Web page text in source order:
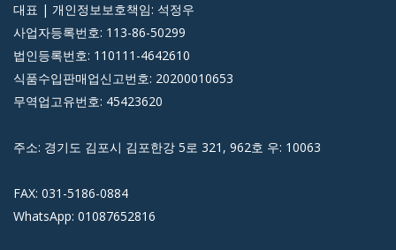
대표 | 개인정보보호책임: 석정우
사업자등록번호: 113-86-50299
법인등록번호: 110111-4642610
식품수입판매업신고번호: 20200010653
무역업고유번호: 45423620
주소: 경기도 김포시 김포한강 5로 321, 962호 우: 10063
FAX: 031-5186-0884
WhatsApp: 01087652816